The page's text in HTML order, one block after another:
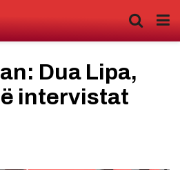
Dua Lipa,
intervistat